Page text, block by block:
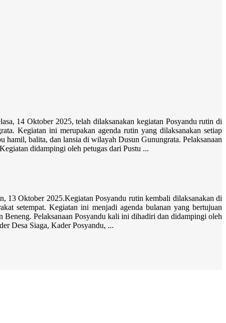
14 Oktober 2025, telah dilaksanakan kegiatan Posyandu rutin di
Kegiatan ini merupakan agenda rutin yang dilaksanakan setiap
hamil, balita, dan lansia di wilayah Dusun Gunungrata. Pelaksanaan
didampingi oleh petugas dari Pustu ...
13 Oktober 2025.Kegiatan Posyandu rutin kembali dilaksanakan di
setempat. Kegiatan ini menjadi agenda bulanan yang bertujuan
Pelaksanaan Posyandu kali ini dihadiri dan didampingi oleh
Desa Siaga, Kader Posyandu, ...